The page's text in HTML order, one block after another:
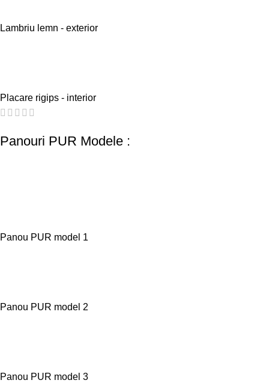
Panouri PUR Modele :
Panou PUR model 1
Panou PUR model 2
Panou PUR model 3
Lambriu lemn - exterior
Placare rigips - interior